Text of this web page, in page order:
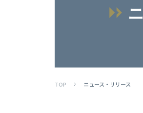
ニ
TOP ニュース・リリース